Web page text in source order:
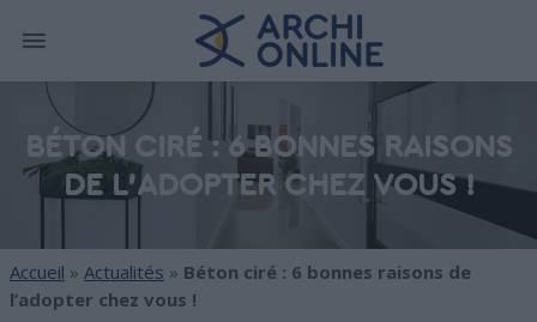
BÉTON CIRÉ : 6 BONNES RAISONS
DE L’ADOPTER CHEZ VOUS !
Accueil » Actualités » Béton ciré : 6 bonnes raisons de
l’adopter chez vous !